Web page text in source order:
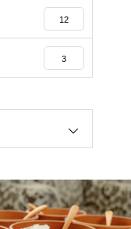
12
3